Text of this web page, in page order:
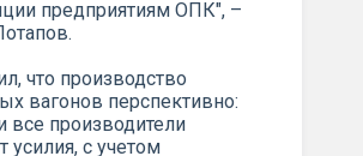
предприятиям ОПК", –
что производство
вагонов перспективно:
все производители
усилия, с учетом